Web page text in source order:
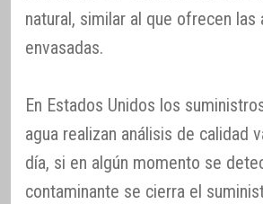
natural, similar al que ofrecen las
envasadas.
En Estados Unidos los
agua realizan análisis de calidad
día, si en algún momento se
contaminante se cierra el